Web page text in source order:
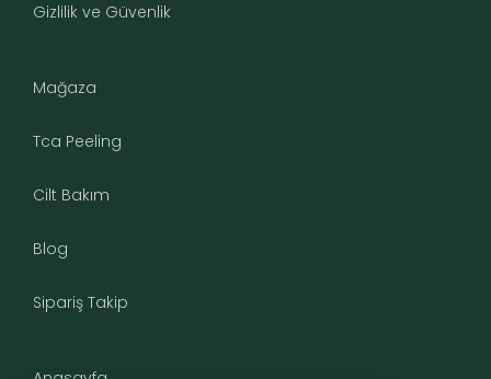
Gizlilik ve Güvenlik
Mağaza
Tca Peeling
Cilt Bakım
Blog
Sipariş Takip